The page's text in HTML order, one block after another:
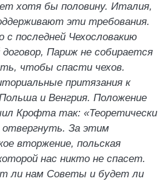
хотя бы половину. Италия,
эти требования.
последней Чехословакию
Париж не собирается
чтобы спасти чехов.
притязания к
и Венгрия. Положение
Крофта так: «Теоретически
За этим
вторжение, польская
нас никто не спасет.
ли нам Советы и будет ли